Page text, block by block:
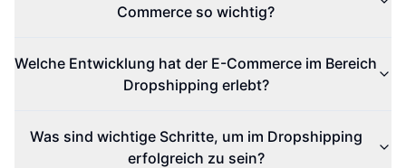
Commerce so wichtig?
Welche Entwicklung hat der E-Commerce im Bereich
Dropshipping erlebt?
Was sind wichtige Schritte, um im Dropshipping
erfolgreich zu sein?